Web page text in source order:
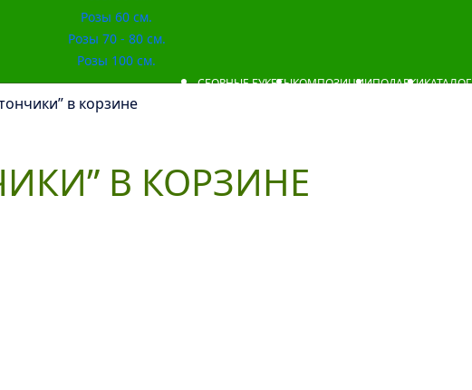
Розы 60 см.
Розы 70 - 80 см.
Розы 100 см.
СБОРНЫЕ БУКЕТЫКОМПОЗИЦИИПОДАРКИКАТАЛОГ
в корзине
В КОРЗИНЕ